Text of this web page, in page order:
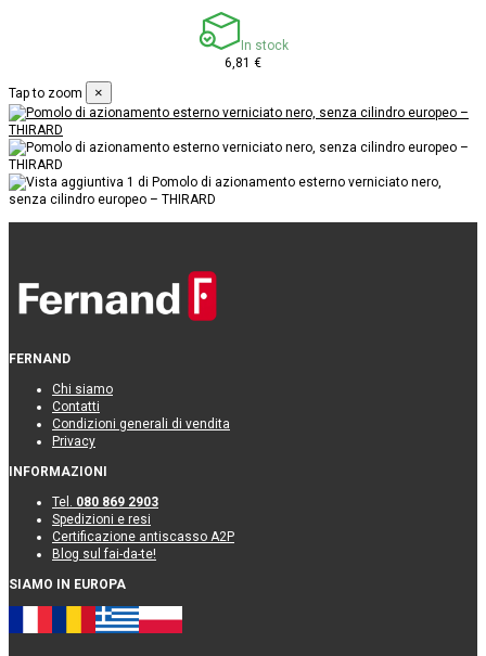
In stock
6,81 €
Tap to zoom
×
FERNAND
Chi siamo
Contatti
Condizioni generali di vendita
Privacy
INFORMAZIONI
Tel. 080 869 2903
Spedizioni e resi
Certificazione antiscasso A2P
Blog sul fai-da-te!
SIAMO IN EUROPA